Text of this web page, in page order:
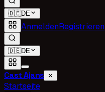
🇩🇪DE
AnmeldenRegistrieren
🇩🇪DE
Cast Ajans ✕
Startseite